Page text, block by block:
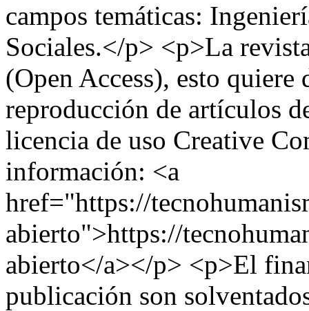
campos temáticas:
Sociales.</p> <p>La
(Open Access), esto
reproducción de artículos
licencia de uso Creative
información: <a
href="https://
abierto">https://
abierto</a></p> <p>El
publicación son